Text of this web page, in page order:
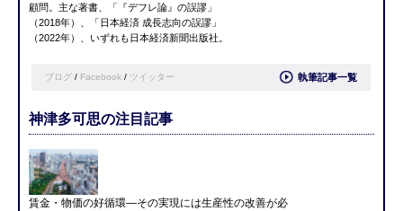
顧問。主な著書、「『デフレ論』の誤謬」
（2018年）、「日本経済 成長志向の誤謬」
（2022年）、いずれも日本経済新聞出版社。
ブログ / Facebook / ツイッター 執筆記事一覧
神津多可思の注目記事
賃金・物価の好循環―その実現には生産性の改善が必